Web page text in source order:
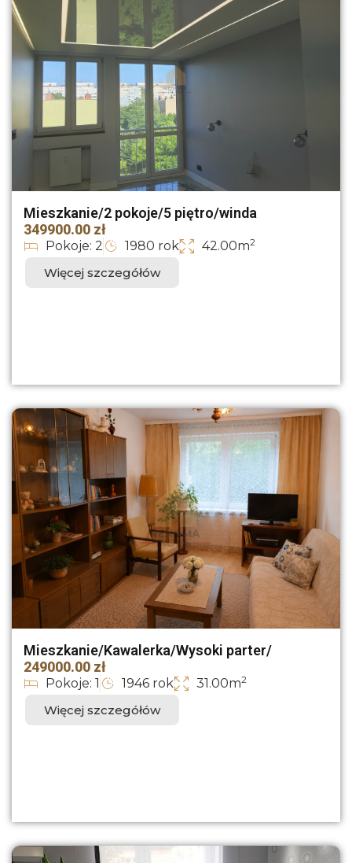
Mieszkanie/2 pokoje/5 piętro/winda
349900.00 zł
Pokoje: 2 1980 rok 42.00m2
Więcej szczegółów
Mieszkanie/Kawalerka/Wysoki parter/
249000.00 zł
Pokoje: 1 1946 rok 31.00m2
Więcej szczegółów